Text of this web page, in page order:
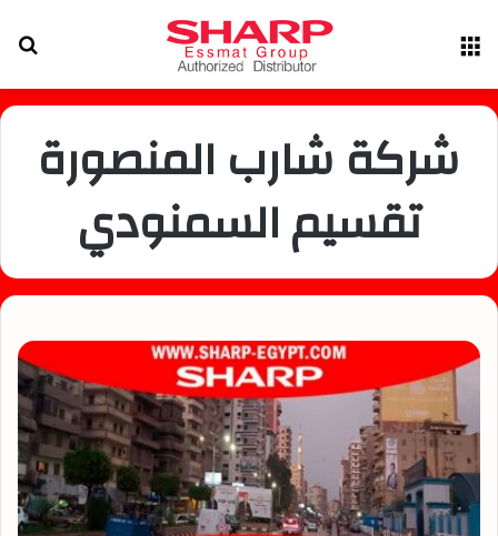
شركة شارب المنصورة
تقسيم السمنودي